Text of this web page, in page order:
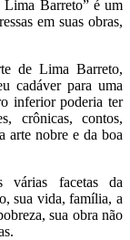
Lima Barreto” é um
em suas obras,
de Lima Barreto,
cadáver para uma
inferior poderia ter
crônicas, contos,
arte nobre e da boa
várias facetas da
sua vida, família, a
sua obra não